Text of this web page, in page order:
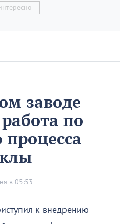
заводе
по
в 05:53
к внедрению